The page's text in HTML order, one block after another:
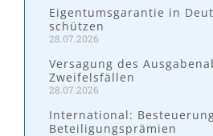
Eigentumsgarantie in
schützen
28.07.2026
Versagung des
Zweifelsfällen
28.07.2026
International:
Beteiligungsprämien